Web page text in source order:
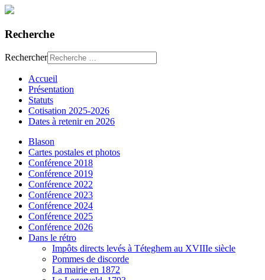
Recherche
Rechercher
Accueil
Présentation
Statuts
Cotisation 2025-2026
Dates à retenir en 2026
Blason
Cartes postales et photos
Conférence 2018
Conférence 2019
Conférence 2022
Conférence 2023
Conférence 2024
Conférence 2025
Conférence 2026
Dans le rétro
Impôts directs levés à Téteghem au XVIIIe siècle
Pommes de discorde
La mairie en 1872